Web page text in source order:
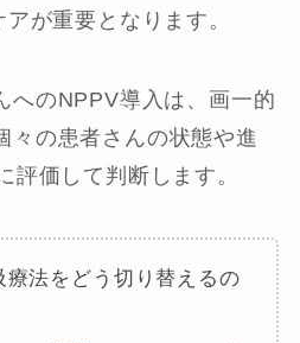
が重要となります。
へのNPPV導入は、画一的
々の患者さんの状態や進
評価して判断します。
法をどう切り替えるの